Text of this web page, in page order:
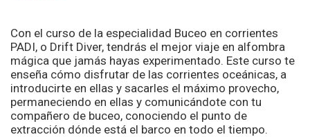
Con el curso de la especialidad Buceo en corrientes
PADI, o Drift Diver, tendrás el mejor viaje en alfombra
mágica que jamás hayas experimentado. Este curso te
enseña cómo disfrutar de las corrientes oceánicas, a
introducirte en ellas y sacarles el máximo provecho,
permaneciendo en ellas y comunicándote con tu
compañero de buceo, conociendo el punto de
extracción dónde está el barco en todo el tiempo.